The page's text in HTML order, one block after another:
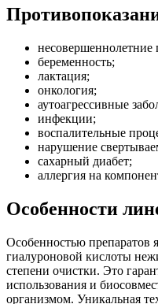
несовершеннолетние
беременность;
лактация;
онкология;
аутоагрессивные
инфекции;
воспалительные
нарушение
сахарный диабет;
аллергия на
Особенности
Особенностью препаратов
гиалуроновой кислоты
степени очистки. Это
использования и
организмом. Уникальная